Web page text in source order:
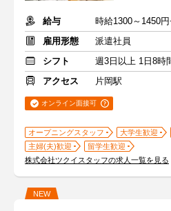
給与
時給1300～1450
雇用形態
派遣社員
シフト
週3日以上 1日8時
アクセス
片岡駅
オンライン面接可
オープニングスタッフ 大学生歓迎
主婦(夫)歓迎
留学生歓迎
株式会社ツクイスタッフの求人一覧を見る
NEW